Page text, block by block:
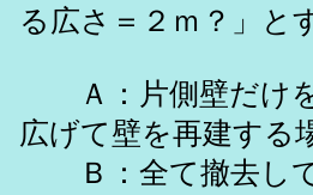
る広さ＝２ｍ？」と
Ａ：片側壁だけを
広げて壁を再建する
Ｂ：全て撤去し